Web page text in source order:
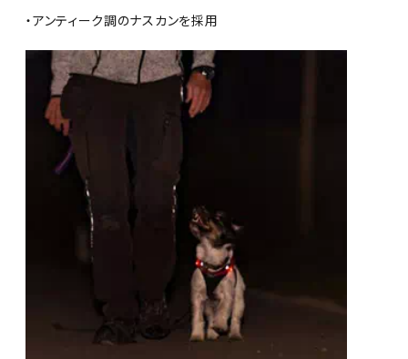
・アンティーク調のナスカンを採用